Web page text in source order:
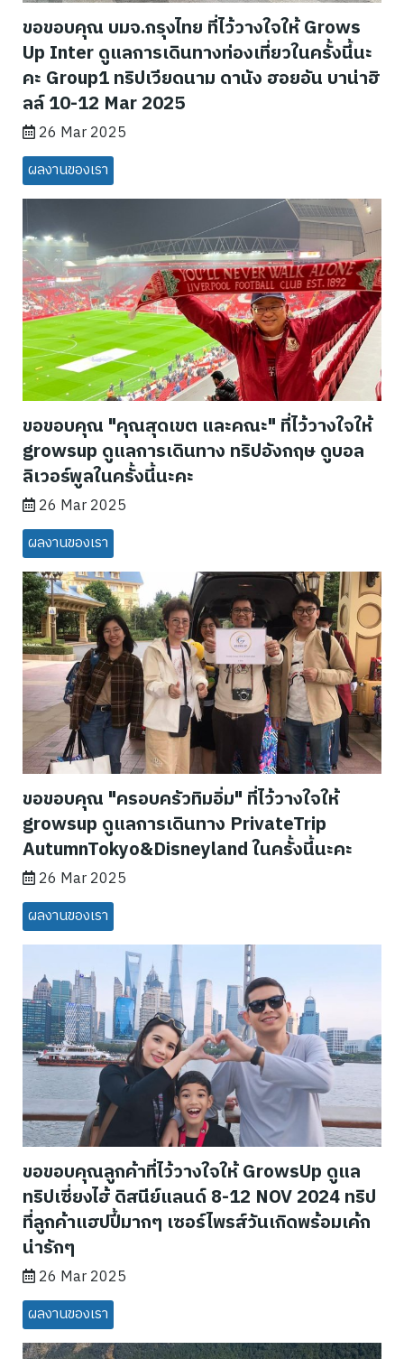
ขอขอบคุณ บมจ.กรุงไทย ที่ไว้วางใจให้ Grows
Up Inter ดูแลการเดินทางท่องเที่ยวในครั้งนี้นะ
คะ Group1 ทริปเวียดนาม ดานัง ฮอยอัน บาน่าฮิ
ลล์ 10-12 Mar 2025
26 Mar 2025
ผลงานของเรา
ขอขอบคุณ "คุณสุดเขต และคณะ" ที่ไว้วางใจให้
growsup ดูแลการเดินทาง ทริปอังกฤษ ดูบอล
ลิเวอร์พูลในครั้งนี้นะคะ
26 Mar 2025
ผลงานของเรา
ขอขอบคุณ "ครอบครัวทิมอิ่ม" ที่ไว้วางใจให้
growsup ดูแลการเดินทาง PrivateTrip
AutumnTokyo&Disneyland ในครั้งนี้นะคะ
26 Mar 2025
ผลงานของเรา
ขอขอบคุณลูกค้าที่ไว้วางใจให้ GrowsUp ดูแล
ทริปเซี่ยงไฮ้ ดิสนีย์แลนด์ 8-12 NOV 2024 ทริป
ที่ลูกค้าแฮปปี้มากๆ เซอร์ไพรส์วันเกิดพร้อมเค้ก
น่ารักๆ
26 Mar 2025
ผลงานของเรา